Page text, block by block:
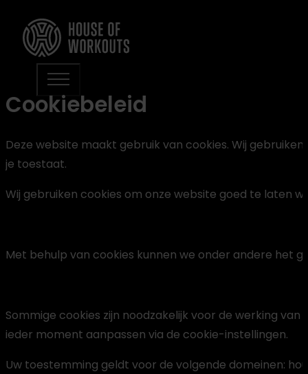
Cookiebeleid
Deze website maakt gebruik van cookies. Wij
je toestaat.
Wij gebruiken cookies om onze website goed te laten
Met behulp van cookies kunnen we onder andere het
Sommige cookies zijn noodzakelijk voor de werking
ieder moment aanpassen via de cookie-instellingen.
Uw toestemming geldt voor de volgende domeinen: